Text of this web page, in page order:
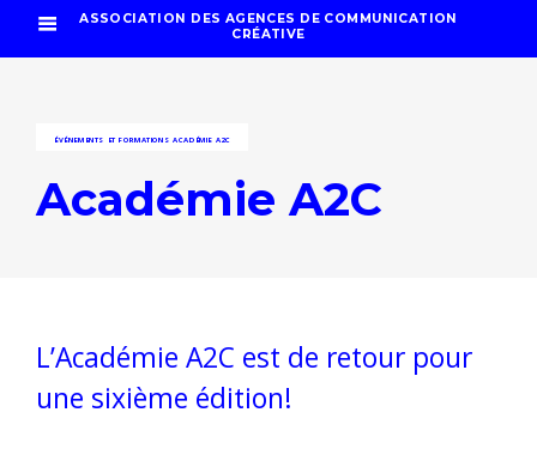
ASSOCIATION DES AGENCES DE COMMUNICATION
CRÉATIVE
ÉVÉNEMENTS ET FORMATIONS ACADÉMIE A2C
Académie A2C
L’Académie A2C est de retour pour
une sixième édition!